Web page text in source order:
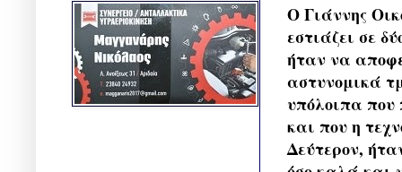
Ο Γιάννης
εστιάζει σε
ήταν να
αστυνομικά
υπόλοιπα που
και που η
Δεύτερον,